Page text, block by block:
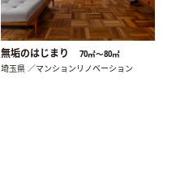
無垢のはじまり 70㎡〜80㎡
埼玉県 ／マンションリノベーション